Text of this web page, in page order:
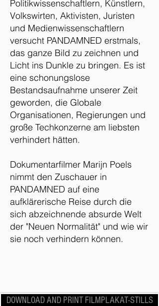
Politikwissenschaftlern, Künstlern,
Volkswirten, Aktivisten, Juristen
und Medienwissenschaftlern
versucht PANDAMNED erstmals,
das ganze Bild zu zeichnen und
Licht ins Dunkle zu bringen. Es ist
eine schonungslose
Bestandsaufnahme unserer Zeit
geworden, die Globale
Organisationen, Regierungen und
große Techkonzerne am liebsten
verhindert hätten.
Dokumentarfilmer Marijn Poels
nimmt den Zuschauer in
PANDAMNED auf eine
aufklärerische Reise durch die
sich abzeichnende absurde Welt
der "Neuen Normalität" und wie wir
sie noch verhindern können.
DOWNLOAD AND PRINT FILMPLAKAT-STILLS